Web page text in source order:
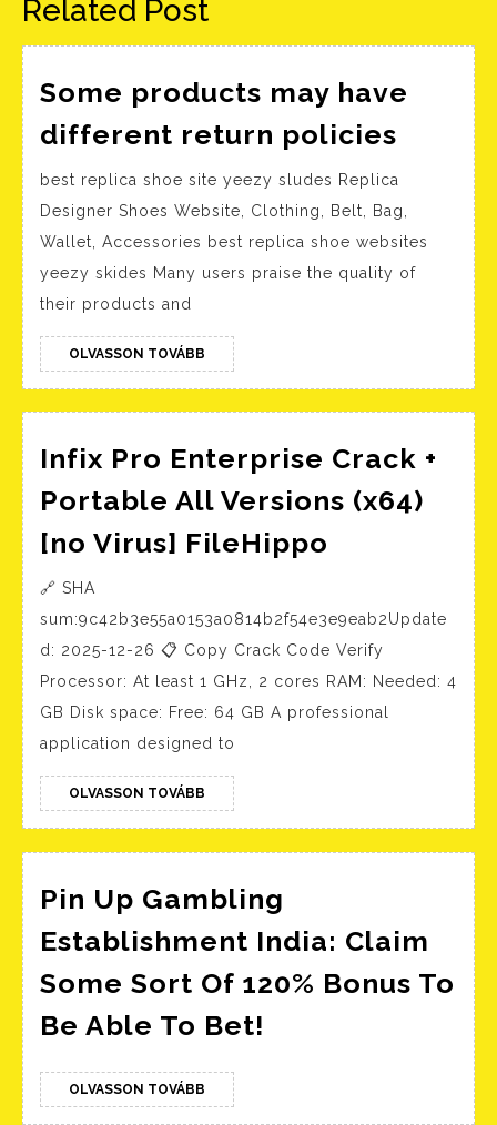
Related Post
Some products may have
different return policies Some
may
have
return
best replica shoe site yeezy sludes Replica
Designer Shoes Website, Clothing, Belt, Bag,
Wallet, Accessories best replica shoe websites
yeezy skides Many users praise the quality of
their products and
OLVASSON TOVÁBB OLVASSON
TOVÁBB
Infix Pro Enterprise Crack +
Portable All Versions (x64)
[no Virus] FileHippo
Enterprise
Crack
+
Portable
[no
🔗 SHA
sum:9c42b3e55a0153a0814b2f54e3e9eab2Update
d: 2025-12-26 📋 Copy Crack Code Verify
Processor: At least 1 GHz, 2 cores RAM: Needed: 4
GB Disk space: Free: 64 GB A professional
application designed to
OLVASSON TOVÁBB OLVASSON
TOVÁBB
Pin Up Gambling
Establishment India: Claim
Some Sort Of 120% Bonus To
Be Able To Bet!
Establishment
OLVASSON TOVÁBB OLVASSON
TOVÁBB